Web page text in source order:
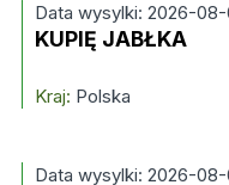
Data wysylki: 2026-
KUPIĘ JABŁKA
Kraj: Polska
Data wysylki: 2026-